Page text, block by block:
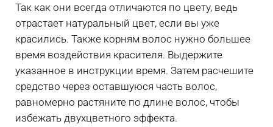
Так как они всегда отличаются по цвету, ведь
отрастает натуральный цвет, если вы уже
красились. Также корням волос нужно большее
время воздействия красителя. Выдержите
указанное в инструкции время. Затем расчешите
средство через оставшуюся часть волос,
равномерно растяните по длине волос, чтобы
избежать двухцветного эффекта.